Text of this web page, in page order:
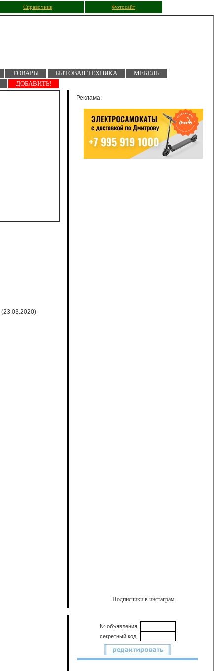
Справочник Фотосайт
ТОВАРЫ БЫТОВАЯ ТЕХНИКА
МЕБЕЛЬ
ДОБАВИТЬ!
(23.03.2020)
Реклама:
Подписчики в инстаграм
№ объявления:
секретный код: